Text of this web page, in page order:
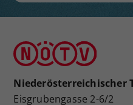
Niederösterreichischer
Eisgrubengasse 2-6/2